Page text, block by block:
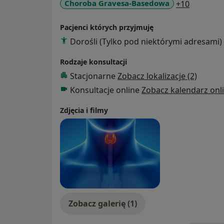
Choroba Gravesa-Basedowa
+10
Pacjenci których przyjmuję
Dorośli (Tylko pod niektórymi adresami)
Rodzaje konsultacji
Stacjonarne Zobacz lokalizacje (2)
Konsultacje online Zobacz kalendarz
Zdjęcia i filmy
Zobacz galerię (1)